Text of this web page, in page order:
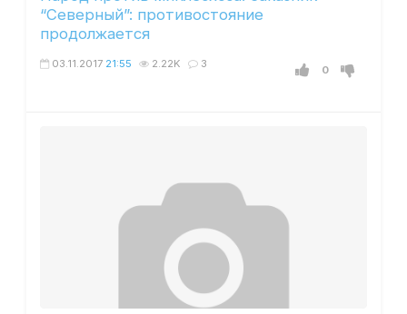
“Северный”: противостояние
продолжается
0
03.11.2017 21:55 2.22K 3